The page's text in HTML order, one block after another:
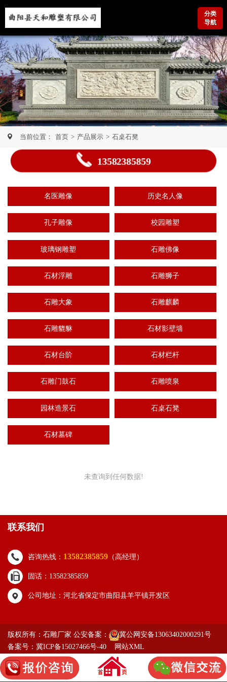
分类
导航
当前位置： 首页 > 产品展示 > 石桌石凳
13582385859
名医雕像 历史名人像
孔子雕像 校园雕塑
玻璃钢雕塑 石雕佛像
石材浮雕 石雕狮子
石雕大象 石雕麒麟
石雕貔貅 石材影壁墙
石材台阶 石材栏杆
石雕门鼓石 石雕喷泉
园林造景石 石桌石凳
石材墓碑
未查询到任何数据!
联系我们
咨询热线： 13582385859 （高经理）
固话：13582385859
公司地址：河北省保定市曲阳县羊平镇开发区
版权所有：石雕厂家 公安备案：
冀公网安备13063402000291号
备案号：冀ICP备15027466号-40
网站XML